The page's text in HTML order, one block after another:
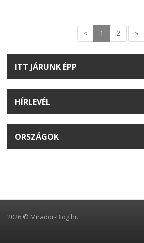
« 1 2 »
ITT JÁRUNK ÉPP
HÍRLEVÉL
ORSZÁGOK
2026 © Mirador-Blog.hu